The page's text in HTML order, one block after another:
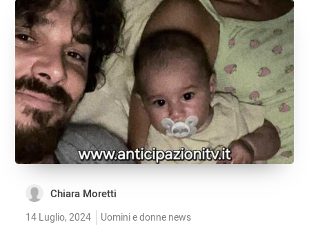
Chiara Moretti
14 Luglio, 2024 Uomini e donne news